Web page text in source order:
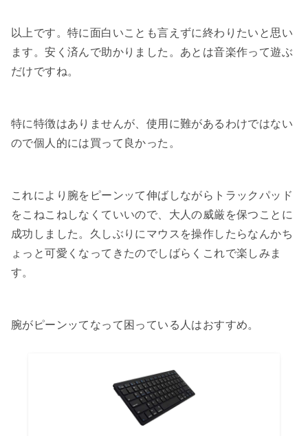
以上です。特に面白いことも言えずに終わりたいと思い
ます。安く済んで助かりました。あとは音楽作って遊ぶ
だけですね。
特に特徴はありませんが、使用に難があるわけではない
ので個人的には買って良かった。
これにより腕をピーンッて伸ばしながらトラックパッド
をこねこねしなくていいので、大人の威厳を保つことに
成功しました。久しぶりにマウスを操作したらなんかち
ょっと可愛くなってきたのでしばらくこれで楽しみま
す。
腕がピーンッてなって困っている人はおすすめ。